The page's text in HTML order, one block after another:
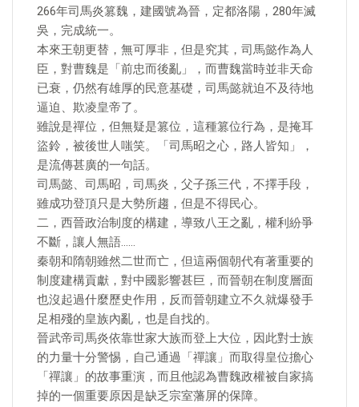
266年司馬炎篡魏，建國號為晉，定都洛陽，280年滅
吳，完成統一。
本來王朝更替，無可厚非，但是究其，司馬懿作為人
臣，對曹魏是「前忠而後亂」，而曹魏當時並非天命
已衰，仍然有雄厚的民意基礎，司馬懿就迫不及待地
逼迫、欺凌皇帝了。
雖說是禪位，但無疑是篡位，這種篡位行為，是掩耳
盜鈴，被後世人嗤笑。「司馬昭之心，路人皆知」，
是流傳甚廣的一句話。
司馬懿、司馬昭，司馬炎，父子孫三代，不擇手段，
雖成功登頂只是大勢所趨，但是不得民心。
二，西晉政治制度的構建，導致八王之亂，權利紛爭
不斷，讓人無語……
秦朝和隋朝雖然二世而亡，但這兩個朝代有著重要的
制度建構貢獻，對中國影響甚巨，而晉朝在制度層面
也沒起過什麼歷史作用，反而晉朝建立不久就爆發手
足相殘的皇族內亂，也是自找的。
晉武帝司馬炎依靠世家大族而登上大位，因此對士族
的力量十分警惕，自己通過「禪讓」而取得皇位擔心
「禪讓」的故事重演，而且他認為曹魏政權被自家搞
掉的一個重要原因是缺乏宗室藩屏的保障。